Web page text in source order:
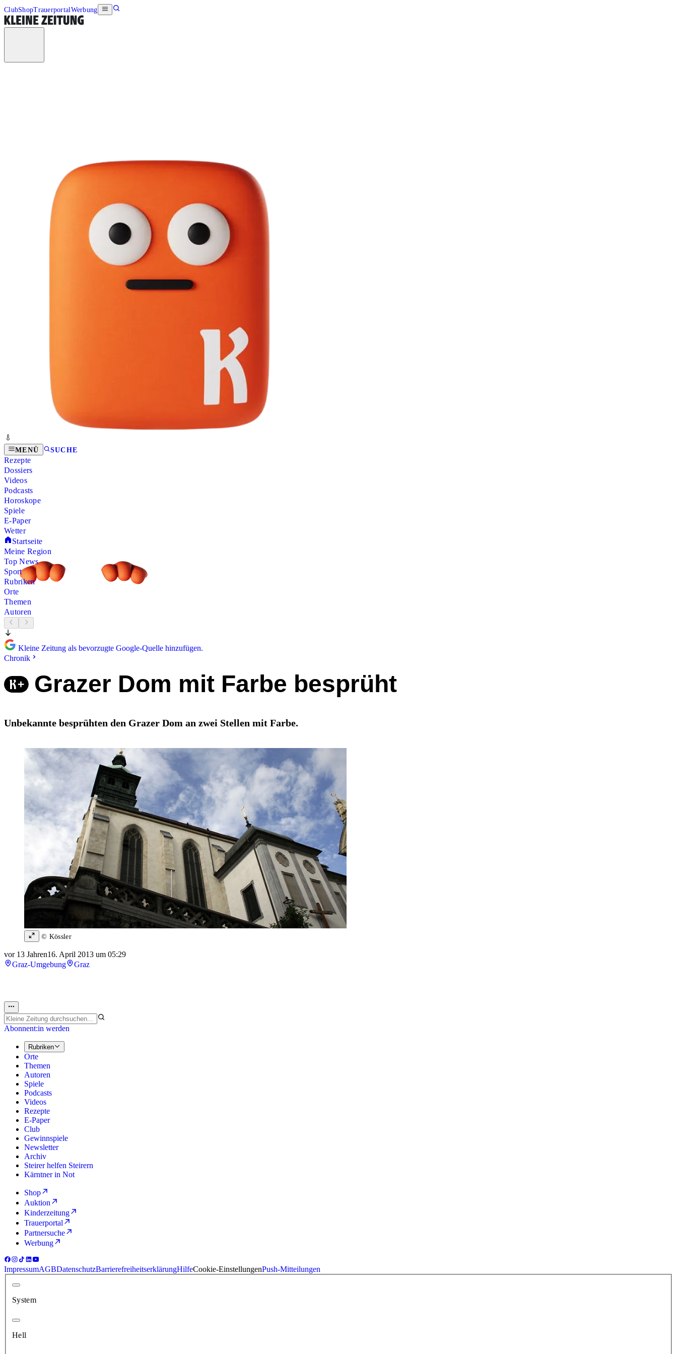
ClubShopTrauerportalWerbung
MENÜ SUCHE
Rezepte
Dossiers
Videos
Podcasts
Horoskope
Spiele
E-Paper
Wetter
Startseite
Meine Region
Top News
Sport
Rubriken
Orte
Themen
Autoren
Kleine Zeitung als bevorzugte Google-Quelle hinzufügen.
Chronik
Grazer Dom mit Farbe besprüht
Unbekannte besprühten den Grazer Dom an zwei Stellen mit Farbe.
© Kössler
vor 13 Jahren16. April 2013 um 05:29
Graz-Umgebung
Graz
Abonnent:in werden
Rubriken
Orte
Themen
Autoren
Spiele
Podcasts
Videos
Rezepte
E-Paper
Club
Gewinnspiele
Newsletter
Archiv
Steirer helfen Steirern
Kärntner in Not
Shop
Auktion
Kinderzeitung
Trauerportal
Partnersuche
Werbung
ImpressumAGBDatenschutzBarrierefreiheitserklärungHilfeCookie-EinstellungenPush-Mitteilungen
System
Hell